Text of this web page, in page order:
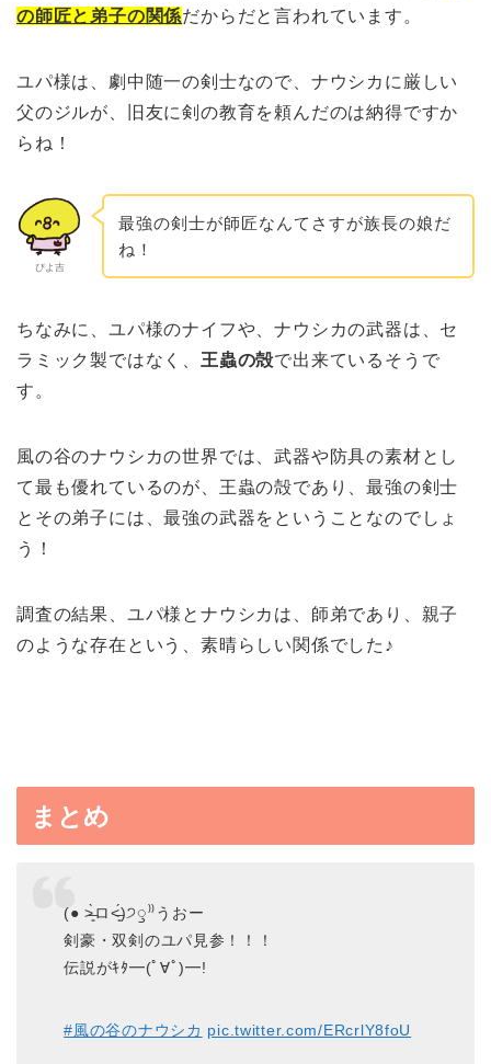
の師匠と弟子の関係だからだと言われています。
ユパ様は、劇中随一の剣士なので、ナウシカに厳しい
父のジルが、旧友に剣の教育を頼んだのは納得ですか
らね！
ぴよ吉
最強の剣士が師匠なんてさすが族長の娘だ
ね！
ちなみに、ユパ様のナイフや、ナウシカの武器は、セ
ラミック製ではなく、 王蟲の殻で出来ているそうで
す。
風の谷のナウシカの世界では、武器や防具の素材とし
て最も優れているのが、王蟲の殻であり、最強の剣士
とその弟子には、最強の武器をということなのでしょ
う！
調査の結果、ユパ様とナウシカは、師弟であり、親子
のような存在という、素晴らしい関係でした♪
まとめ
(● ˃̶͈̀ロ˂̶͈́)੭ꠥ⁾⁾うおー
剣豪・双剣のユパ見参！！！
伝説がｷﾀ━(ﾟ∀ﾟ)━!
#風の谷のナウシカ pic.twitter.com/ERcrlY8foU